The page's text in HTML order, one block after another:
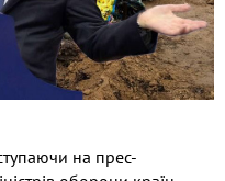
на прес-